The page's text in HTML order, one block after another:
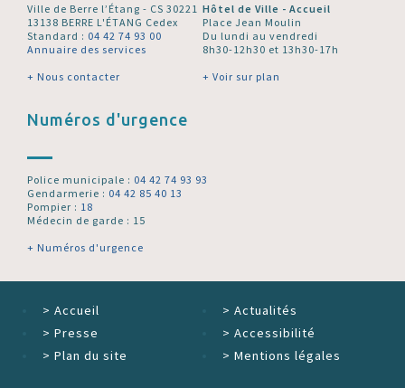
Ville de Berre l’Étang - CS 30221
13138 BERRE L'ÉTANG Cedex
Standard : 04 42 74 93 00
Annuaire des services
+ Nous contacter
Hôtel de Ville - Accueil
Place Jean Moulin
Du lundi au vendredi
8h30-12h30 et 13h30-17h
+ Voir sur plan
Numéros d'urgence
Police municipale : 04 42 74 93 93
Gendarmerie : 04 42 85 40 13
Pompier : 18
Médecin de garde : 15
+ Numéros d'urgence
> Accueil > Actualités
> Presse > Accessibilité
> Plan du site > Mentions légales